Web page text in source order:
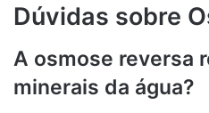
Dúvidas sobre
A osmose reversa
minerais da água?